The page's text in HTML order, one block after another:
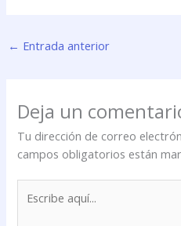
← Entrada anterior
Deja un
Tu dirección de correo
campos obligatorios están
aquí...